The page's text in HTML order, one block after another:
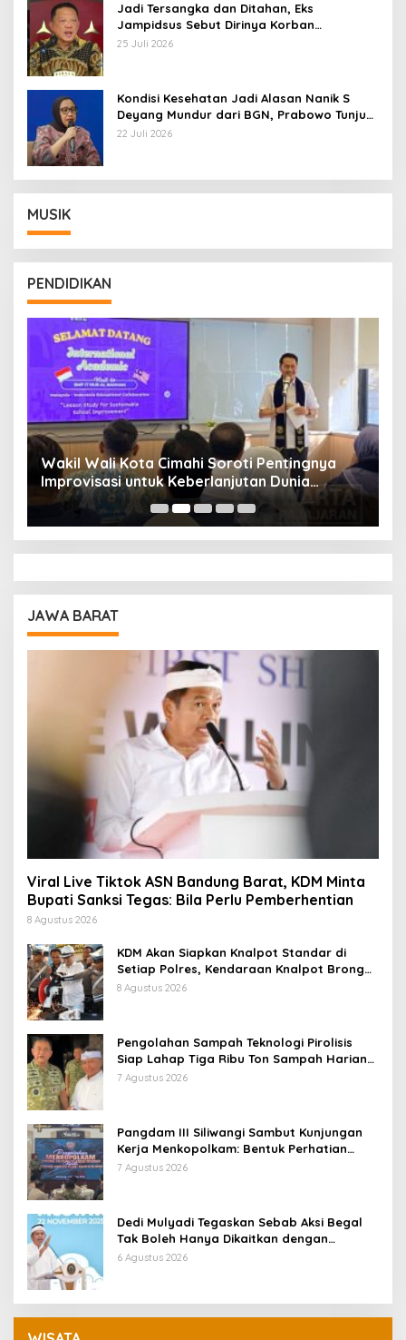
Jadi Tersangka dan Ditahan, Eks
Jampidsus Sebut Dirinya Korban
Kriminalisasi
25 Juli 2026
Kondisi Kesehatan Jadi Alasan Nanik S
Deyang Mundur dari BGN, Prabowo Tunjuk
Wamentan Sudaryono
22 Juli 2026
MUSIK
PENDIDIKAN
Wakil Wali Kota Cimahi Soroti Pentingnya
Improvisasi untuk Keberlanjutan Dunia
Pendidikan
JAWA BARAT
Viral Live Tiktok ASN Bandung Barat, KDM Minta
Bupati Sanksi Tegas: Bila Perlu Pemberhentian
8 Agustus 2026
KDM Akan Siapkan Knalpot Standar di
Setiap Polres, Kendaraan Knalpot Brong
Tertangkap Langsung Ganti
8 Agustus 2026
Pengolahan Sampah Teknologi Pirolisis
Siap Lahap Tiga Ribu Ton Sampah Harian
Jawa Barat
7 Agustus 2026
Pangdam III Siliwangi Sambut Kunjungan
Kerja Menkopolkam: Bentuk Perhatian
Pemerintah
7 Agustus 2026
Dedi Mulyadi Tegaskan Sebab Aksi Begal
Tak Boleh Hanya Dikaitkan dengan
Ekonomi
6 Agustus 2026